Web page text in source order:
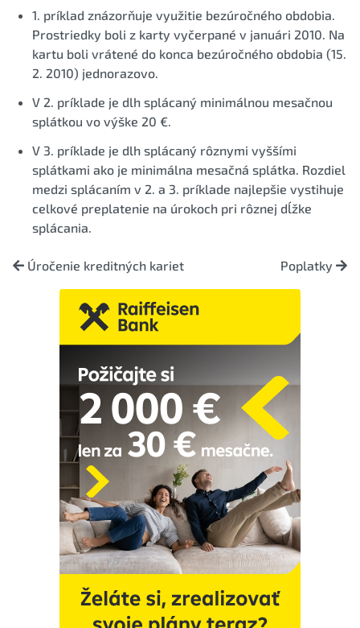
1. príklad znázorňuje využitie bezúročného obdobia.
Prostriedky boli z karty vyčerpané v januári 2010. Na
kartu boli vrátené do konca bezúročného obdobia (15.
2. 2010) jednorazovo.
V 2. príklade je dlh splácaný minimálnou mesačnou
splátkou vo výške 20 €.
V 3. príklade je dlh splácaný rôznymi vyššími
splátkami ako je minimálna mesačná splátka. Rozdiel
medzi splácaním v 2. a 3. príklade najlepšie vystihuje
celkové preplatenie na úrokoch pri rôznej dĺžke
splácania.
Úročenie kreditných kariet Poplatky